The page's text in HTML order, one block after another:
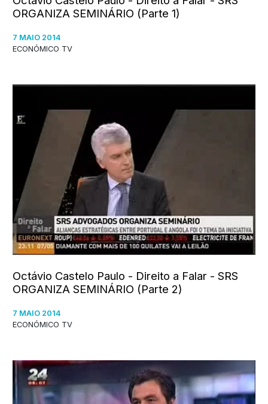
ORGANIZA SEMINÁRIO (Parte 1)
7 MAIO 2014
ECONÓMICO TV
Octávio Castelo Paulo - Direito a Falar - SRS
ORGANIZA SEMINÁRIO (Parte 2)
7 MAIO 2014
ECONÓMICO TV